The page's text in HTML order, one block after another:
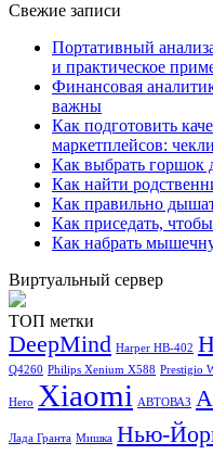
Свежие записи
Портативный
и практическое
Финансовая
важны
Как подготовить
маркетплейсов:
Как выбрать горшок
Как найти
Как правильно
Как приседать,
Как набрать
Виртуальный сервер
ТОП метки
DeepMind Harper HB-402
Q4260 Philips Xenium X588 Prestigio
Hero Xiaomi АВТОВАЗ
Лада Гранта Мишка Нью-